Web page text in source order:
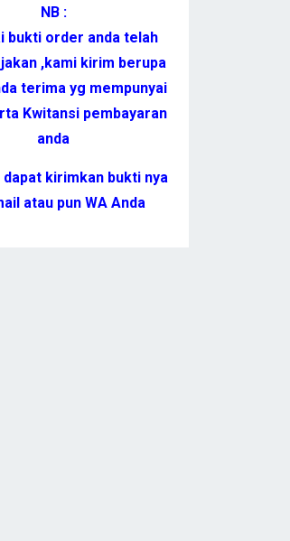
NB :
bukti order anda telah
,kami kirim berupa
terima yg mempunyai
Kwitansi pembayaran
anda
dapat kirimkan bukti nya
atau pun WA Anda